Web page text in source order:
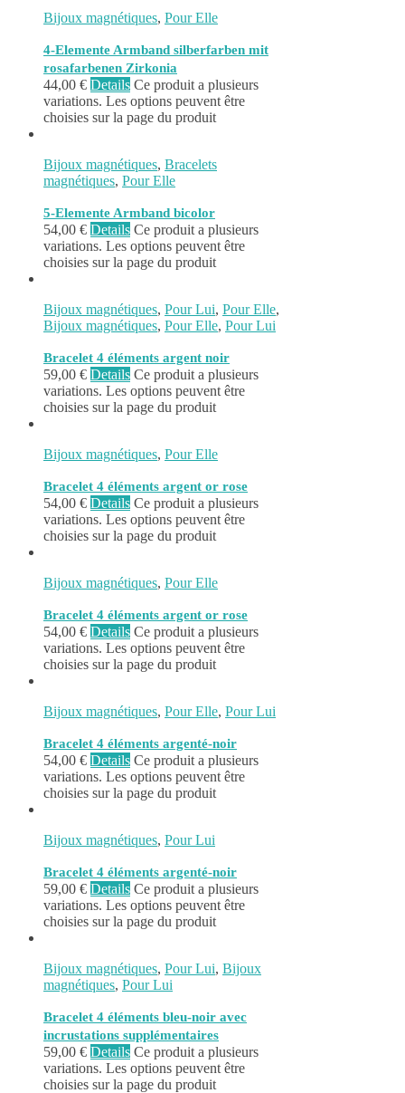
Bijoux magnétiques, Pour Elle
4-Elemente Armband silberfarben mit
rosafarbenen Zirkonia
44,00 € Details Ce produit a plusieurs
variations. Les options peuvent être
choisies sur la page du produit
Bijoux magnétiques, Bracelets
magnétiques, Pour Elle
5-Elemente Armband bicolor
54,00 € Details Ce produit a plusieurs
variations. Les options peuvent être
choisies sur la page du produit
Bijoux magnétiques, Pour Lui, Pour Elle,
Bijoux magnétiques, Pour Elle, Pour Lui
Bracelet 4 éléments argent noir
59,00 € Details Ce produit a plusieurs
variations. Les options peuvent être
choisies sur la page du produit
Bijoux magnétiques, Pour Elle
Bracelet 4 éléments argent or rose
54,00 € Details Ce produit a plusieurs
variations. Les options peuvent être
choisies sur la page du produit
Bijoux magnétiques, Pour Elle
Bracelet 4 éléments argent or rose
54,00 € Details Ce produit a plusieurs
variations. Les options peuvent être
choisies sur la page du produit
Bijoux magnétiques, Pour Elle, Pour Lui
Bracelet 4 éléments argenté-noir
54,00 € Details Ce produit a plusieurs
variations. Les options peuvent être
choisies sur la page du produit
Bijoux magnétiques, Pour Lui
Bracelet 4 éléments argenté-noir
59,00 € Details Ce produit a plusieurs
variations. Les options peuvent être
choisies sur la page du produit
Bijoux magnétiques, Pour Lui, Bijoux
magnétiques, Pour Lui
Bracelet 4 éléments bleu-noir avec
incrustations supplémentaires
59,00 € Details Ce produit a plusieurs
variations. Les options peuvent être
choisies sur la page du produit